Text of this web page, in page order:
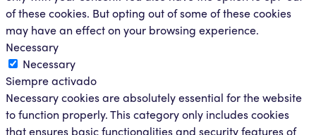
of these cookies. But opting out of some of these cookies
may have an effect on your browsing experience.
Necessary
Necessary
Siempre activado
Necessary cookies are absolutely essential for the website
to function properly. This category only includes cookies
that ensures basic functionalities and security features of